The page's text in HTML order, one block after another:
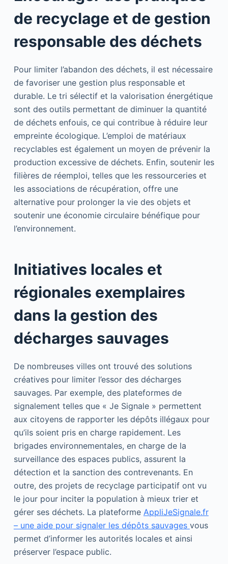
de recyclage et de gestion
responsable des déchets
Pour limiter l’abandon des déchets, il est nécessaire
de favoriser une gestion plus responsable et
durable. Le tri sélectif et la valorisation énergétique
sont des outils permettant de diminuer la quantité
de déchets enfouis, ce qui contribue à réduire leur
empreinte écologique. L’emploi de matériaux
recyclables est également un moyen de prévenir la
production excessive de déchets. Enfin, soutenir les
filières de réemploi, telles que les ressourceries et
les associations de récupération, offre une
alternative pour prolonger la vie des objets et
soutenir une économie circulaire bénéfique pour
l’environnement.
Initiatives locales et
régionales exemplaires
dans la gestion des
décharges sauvages
De nombreuses villes ont trouvé des solutions
créatives pour limiter l’essor des décharges
sauvages. Par exemple, des plateformes de
signalement telles que « Je Signale » permettent
aux citoyens de rapporter les dépôts illégaux pour
qu’ils soient pris en charge rapidement. Les
brigades environnementales, en charge de la
surveillance des espaces publics, assurent la
détection et la sanction des contrevenants. En
outre, des projets de recyclage participatif ont vu
le jour pour inciter la population à mieux trier et
gérer ses déchets. La plateforme AppliJeSignale.fr
– une aide pour signaler les dépôts sauvages vous
permet d’informer les autorités locales et ainsi
préserver l’espace public.